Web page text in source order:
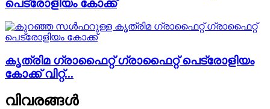
പെട്രോളിയം കോക്ക്
കൃത്രിമ ഗ്രാഫൈറ്റ് ഗ്രാഫൈറ്റ് പെട്രോളിയം
കോക്ക് വിറ്റ്...
വിവരങ്ങൾ